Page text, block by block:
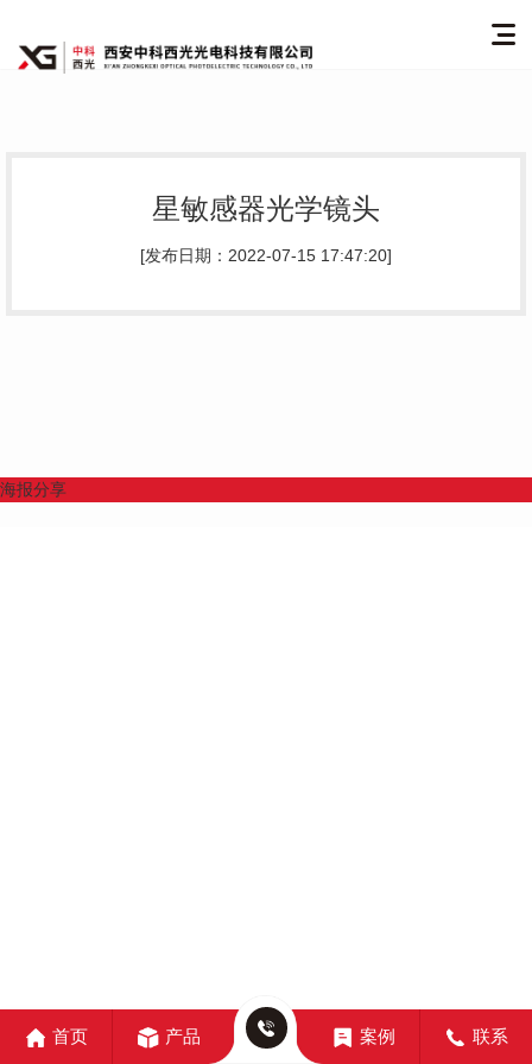
星敏感器光学镜头
[发布日期：2022-07-15 17:47:20]
首页 产品 案例 联系
海报分享